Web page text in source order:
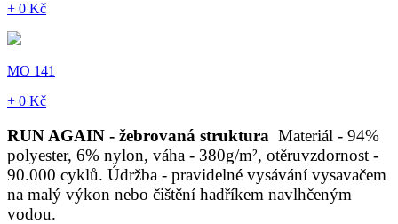
+ 0 Kč
MO 141
+ 0 Kč
RUN AGAIN - žebrovaná struktura Materiál - 94%
polyester, 6% nylon, váha - 380g/m², otěruvzdornost -
90.000 cyklů. Údržba - pravidelné vysávání vysavačem
na malý výkon nebo čištění hadříkem navlhčeným
vodou.